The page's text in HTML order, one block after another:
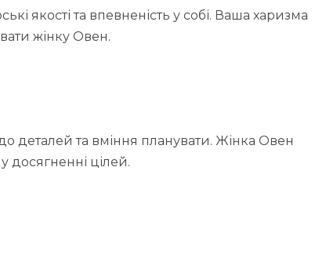
якості та впевненість у собі. Ваша харизма
жінку Овен.
деталей та вміння планувати. Жінка Овен
досягненні цілей.